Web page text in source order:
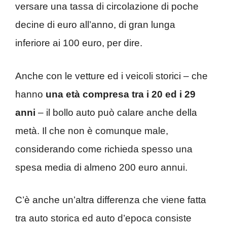
versare una tassa di circolazione di poche
decine di euro all’anno, di gran lunga
inferiore ai 100 euro, per dire.
Anche con le vetture ed i veicoli storici – che
hanno una età compresa tra i 20 ed i 29
anni – il bollo auto può calare anche della
metà. Il che non è comunque male,
considerando come richieda spesso una
spesa media di almeno 200 euro annui.
C’è anche un’altra differenza che viene fatta
tra auto storica ed auto d’epoca consiste